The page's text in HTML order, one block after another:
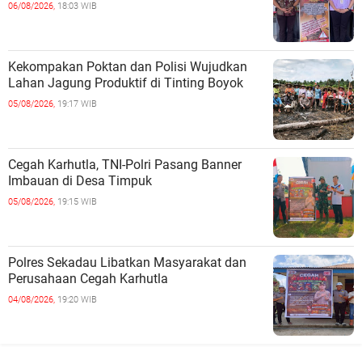
06/08/2026, 18:03 WIB
Kekompakan Poktan dan Polisi Wujudkan
Lahan Jagung Produktif di Tinting Boyok
05/08/2026, 19:17 WIB
Cegah Karhutla, TNI-Polri Pasang Banner
Imbauan di Desa Timpuk
05/08/2026, 19:15 WIB
Polres Sekadau Libatkan Masyarakat dan
Perusahaan Cegah Karhutla
04/08/2026, 19:20 WIB